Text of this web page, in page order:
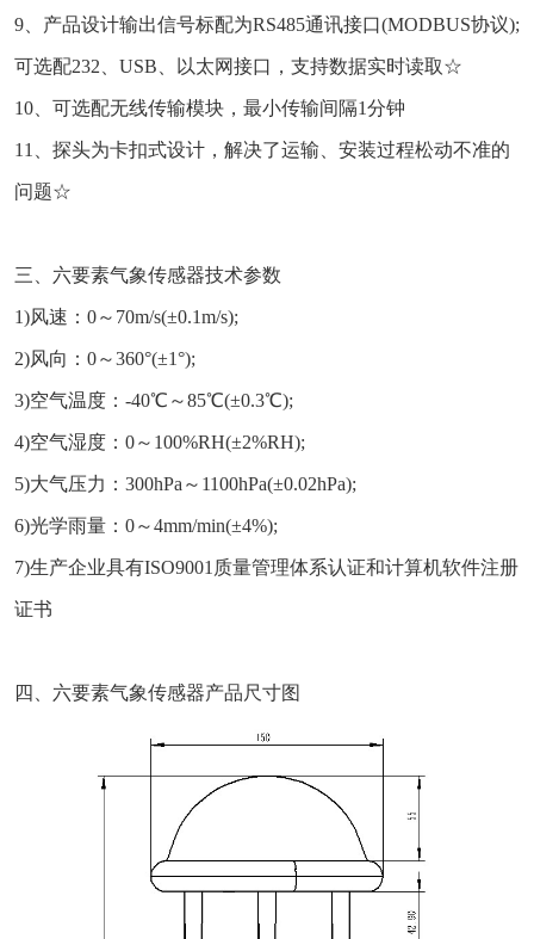
9、产品设计输出信号标配为RS485通讯接口(MODBUS协议);
可选配232、USB、以太网接口，支持数据实时读取☆
10、可选配无线传输模块，最小传输间隔1分钟
11、探头为卡扣式设计，解决了运输、安装过程松动不准的
问题☆
三、六要素气象传感器技术参数
1)风速：0～70m/s(±0.1m/s);
2)风向：0～360°(±1°);
3)空气温度：-40℃～85℃(±0.3℃);
4)空气湿度：0～100%RH(±2%RH);
5)大气压力：300hPa～1100hPa(±0.02hPa);
6)光学雨量：0～4mm/min(±4%);
7)生产企业具有ISO9001质量管理体系认证和计算机软件注册
证书
四、六要素气象传感器产品尺寸图